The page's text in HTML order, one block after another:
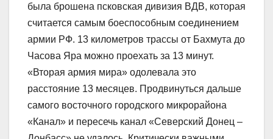
была брошена псковская дивизия ВДВ, которая
считается самым боеспособным соединением
армии РФ. 13 километров трассы от Бахмута до
Часова Яра можно проехать за 13 минут.
«Вторая армия мира» одолевала это
расстояние 13 месяцев. Продвинуться дальше
самого восточного городского микрорайона
«Канал» и пересечь канал «Северский Донец –